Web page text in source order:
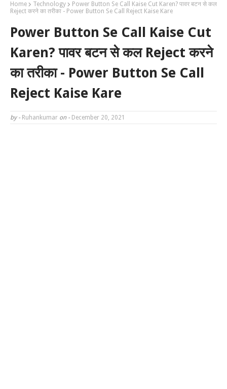
Home Technology
Power Button Se Call Kaise Cut Karen? पावर बटन से कल
Reject करने का तरीका - Power Button Se Call Reject Kaise Kare
Power Button Se Call Kaise Cut
Karen? पावर बटन से कल Reject करने
का तरीका - Power Button Se Call
Reject Kaise Kare
by - Ruhankumar on - December 20, 2021